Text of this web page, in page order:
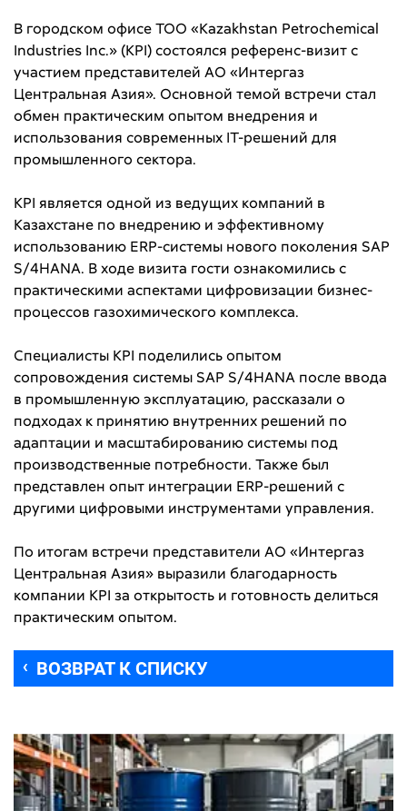
В городском офисе ТОО «Kazakhstan Petrochemical
Industries Inc.» (KPI) состоялся референс-визит с
участием представителей АО «Интергаз
Центральная Азия». Основной темой встречи стал
обмен практическим опытом внедрения и
использования современных IT-решений для
промышленного сектора.
KPI является одной из ведущих компаний в
Казахстане по внедрению и эффективному
использованию ERP-системы нового поколения SAP
S/4HANA. В ходе визита гости ознакомились с
практическими аспектами цифровизации бизнес-
процессов газохимического комплекса.
Специалисты KPI поделились опытом
сопровождения системы SAP S/4HANA после ввода
в промышленную эксплуатацию, рассказали о
подходах к принятию внутренних решений по
адаптации и масштабированию системы под
производственные потребности. Также был
представлен опыт интеграции ERP-решений с
другими цифровыми инструментами управления.
По итогам встречи представители АО «Интергаз
Центральная Азия» выразили благодарность
компании KPI за открытость и готовность делиться
практическим опытом.
ВОЗВРАТ К СПИСКУ